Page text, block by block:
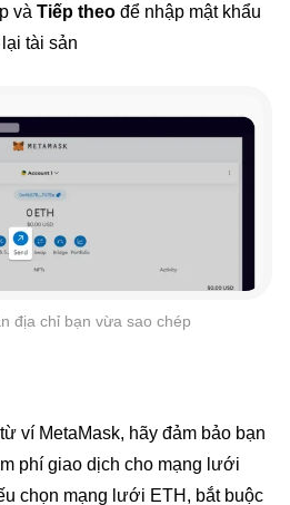
và Tiếp theo để nhập mật khẩu
tài sản
địa chỉ bạn vừa sao chép
ví MetaMask, hãy đảm bảo bạn
phí giao dịch cho mạng lưới
chọn mạng lưới ETH, bắt buộc